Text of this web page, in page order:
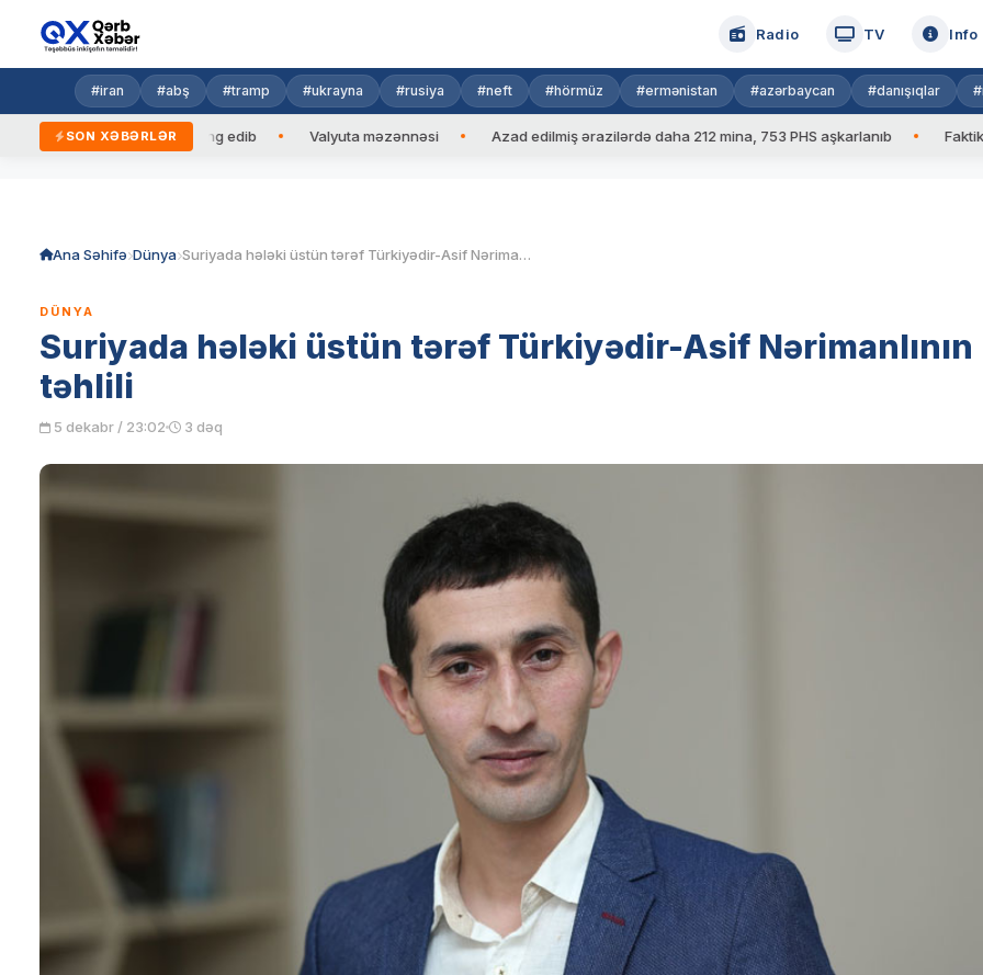
Radio TV Info
#iran #abş #tramp #ukrayna #rusiya #neft #hörmüz #ermənistan #azərbaycan #danışıqlar
SON XƏBƏRLƏR
Prezidentinə zəng edib Valyuta məzənnəsi Azad edilmiş ərazilərdə daha 212 mina, 753 PHS aşkarlanıb Faktiki
Ana Səhifə Dünya Suriyada hələki üstün tərəf Türkiyədir-Asif Nərimanlının təhlili
DÜNYA
Suriyada hələki üstün tərəf Türkiyədir-Asif Nərimanlının
təhlili
5 dekabr / 23:02 3 dəq